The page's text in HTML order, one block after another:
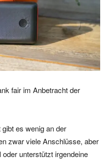
fair im Anbetracht der
es wenig an der
zwar viele Anschlüsse, aber
unterstützt irgendeine